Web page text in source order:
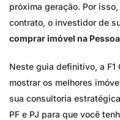
próxima geração. Por
contrato, o investidor de
comprar imóvel na
Neste guia definitivo, a F1
mostrar os melhores
sua consultoria
PF e PJ para que você